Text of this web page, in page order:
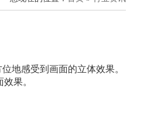
地感受到画面的立体效果。
果。